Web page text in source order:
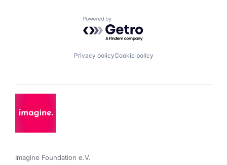
Powered by Getro.com
Privacy policyCookie policy
Imagine Foundation e.V.